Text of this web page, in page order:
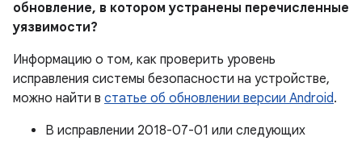
обновление, в котором устранены перечисленные
уязвимости?
Информацию о том, как проверить уровень
исправления системы безопасности на устройстве,
можно найти в статье об обновлении версии Android.
В исправлении 2018-07-01 или следующих